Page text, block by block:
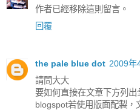
作者已經移除這則留言。
回覆
the pale blue dot 2009年
請問大大
要如何直接在文章下方列出
blogspot若使用版面配製，